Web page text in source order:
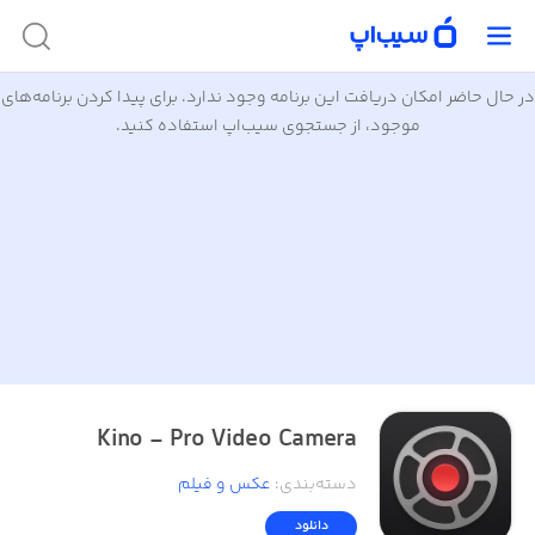
در حال حاضر امکان دریافت این برنامه وجود ندارد. برای پیدا کردن برنامه‌های
موجود، از جستجوی سیب‌اپ استفاده کنید.
Kino - Pro Video Camera
دسته‌بندی: عکس و فیلم
دانلود